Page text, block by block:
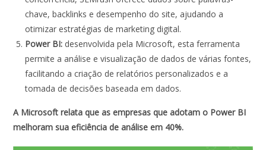
chave, backlinks e desempenho do site, ajudando a
otimizar estratégias de marketing digital.
Power BI: desenvolvida pela Microsoft, esta ferramenta
permite a análise e visualização de dados de várias fontes,
facilitando a criação de relatórios personalizados e a
tomada de decisões baseada em dados.
A Microsoft relata que as empresas que adotam o Power BI
melhoram sua eficiência de análise em 40%.